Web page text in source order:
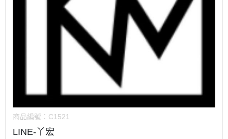
商品編號： C1521
LINE-丫宏